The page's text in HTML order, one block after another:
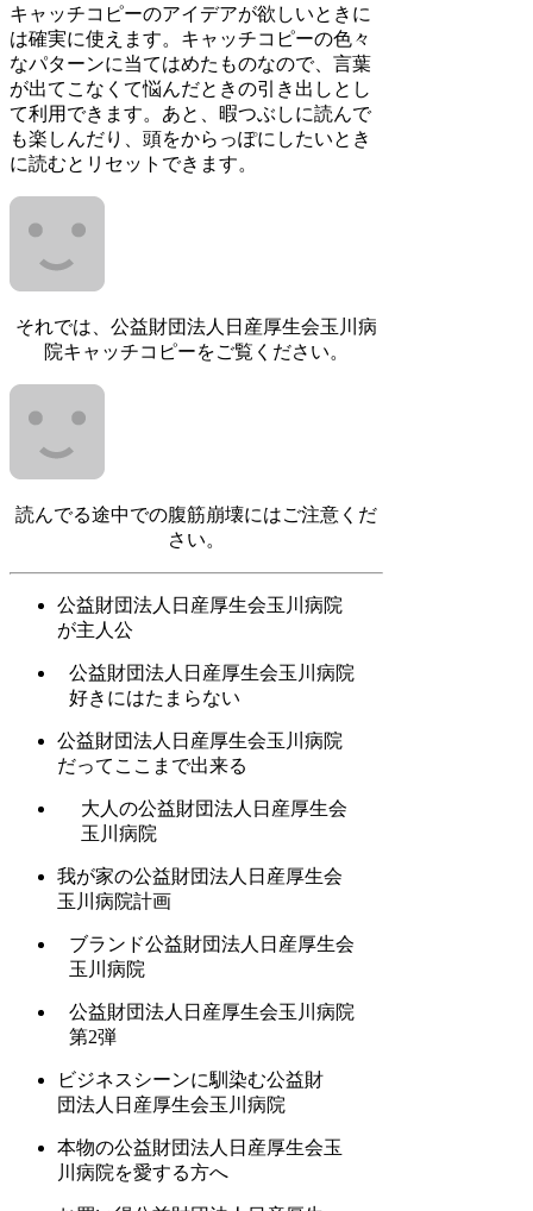
キャッチコピーのアイデアが欲しいときに
は確実に使えます。キャッチコピーの色々
なパターンに当てはめたものなので、言葉
が出てこなくて悩んだときの引き出しとし
て利用できます。あと、暇つぶしに読んで
も楽しんだり、頭をからっぽにしたいとき
に読むとリセットできます。
それでは、公益財団法人日産厚生会玉川病
院キャッチコピーをご覧ください。
読んでる途中での腹筋崩壊にはご注意くだ
さい。
公益財団法人日産厚生会玉川病院
が主人公
公益財団法人日産厚生会玉川病院
好きにはたまらない
公益財団法人日産厚生会玉川病院
だってここまで出来る
大人の公益財団法人日産厚生会
玉川病院
我が家の公益財団法人日産厚生会
玉川病院計画
ブランド公益財団法人日産厚生会
玉川病院
公益財団法人日産厚生会玉川病院
第2弾
ビジネスシーンに馴染む公益財
団法人日産厚生会玉川病院
本物の公益財団法人日産厚生会玉
川病院を愛する方へ